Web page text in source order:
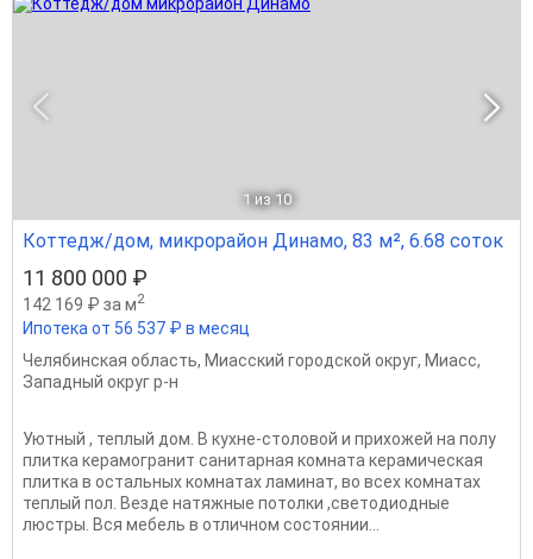
1 из 10
Коттедж/дом, микрорайон Динамо, 83 м², 6.68 соток
11 800 000 ₽
142 169 ₽ за м2
Ипотека от 56 537 ₽ в месяц
Челябинская область, Миасский городской округ, Миасс,
Западный округ р-н
Уютный , теплый дом. В кухне-столовой и прихожей на полу
плитка керамогранит санитарная комната керамическая
плитка в остальных комнатах ламинат, во всех комнатах
теплый пол. Везде натяжные потолки ,светодиодные
люстры. Вся мебель в отличном состоянии...